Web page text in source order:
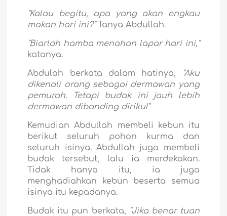
"Kalau begitu, apa yang akan engkau
makan hari ini?"Tanya Abdullah.
"Biarlah hamba menahan lapar hari ini,"
katanya.
Abdulah berkata dalam hatinya, "Aku
dikenali orang sebagai dermawan yang
pemurah. Tetapi budak ini jauh lebih
dermawan dibanding diriku!"
Kemudian Abdullah membeli kebun itu
berikut seluruh pohon kurma dan
seluruh isinya. Abdullah juga membeli
budak tersebut, lalu ia merdekakan.
Tidak hanya itu, ia juga
menghadiahkan kebun beserta semua
isinya itu kepadanya.
Budak itu pun berkata, "Jika benar tuan